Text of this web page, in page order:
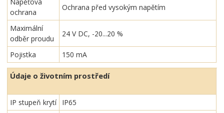
ochrana
Ochrana před vysokým napětím
Maximální
odběr proudu
24 V DC, -20...20 %
Pojistka 150 mA
Údaje o životním prostředí
IP stupeň krytí
IP65